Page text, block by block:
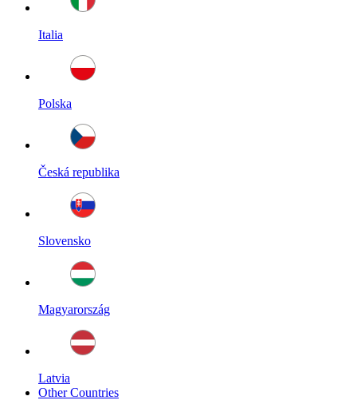
Italia
Polska
Česká republika
Slovensko
Magyarország
Latvia
Other Countries